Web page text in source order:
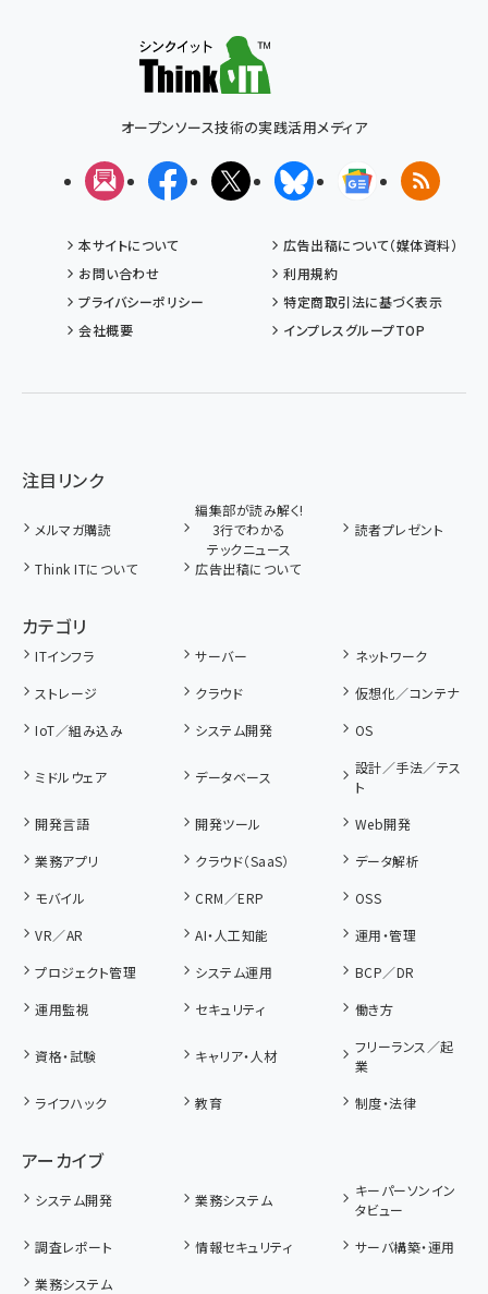
オープンソース技術の実践活用メディア
メルマガFacebookX(エックス)BlueskyGoogleニュ
RSS
本サイトについて
広告出稿について（媒体資料）
お問い合わせ
利用規約
プライバシーポリシー
特定商取引法に基づく表示
会社概要
インプレスグループTOP
注目リンク
メルマガ購読
編集部が読み解く!
3行でわかる
テックニュース
読者プレゼント
Think ITについて 広告出稿について
カテゴリ
ITインフラ サーバー
ネットワーク
ストレージ
クラウド
仮想化／コンテナ
IoT／組み込み
システム開発 OS
ミドルウェア データベース
設計／手法／テス
ト
開発言語
開発ツール
Web開発
業務アプリ
クラウド（SaaS）
データ解析
モバイル
CRM／ERP
OSS
VR／AR
AI・人工知能
運用・管理
プロジェクト管理
システム運用
BCP／DR
運用監視
セキュリティ 働き方
資格・試験 キャリア・人材
フリーランス／起
業
ライフハック
教育 制度・法律
アーカイブ
システム開発 業務システム
キーパーソンイン
タビュー
調査レポート
情報セキュリティ
サーバ構築・運用
業務システム